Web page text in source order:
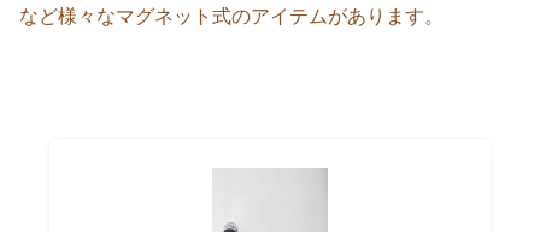
など様々なマグネット式のアイテムがあります。